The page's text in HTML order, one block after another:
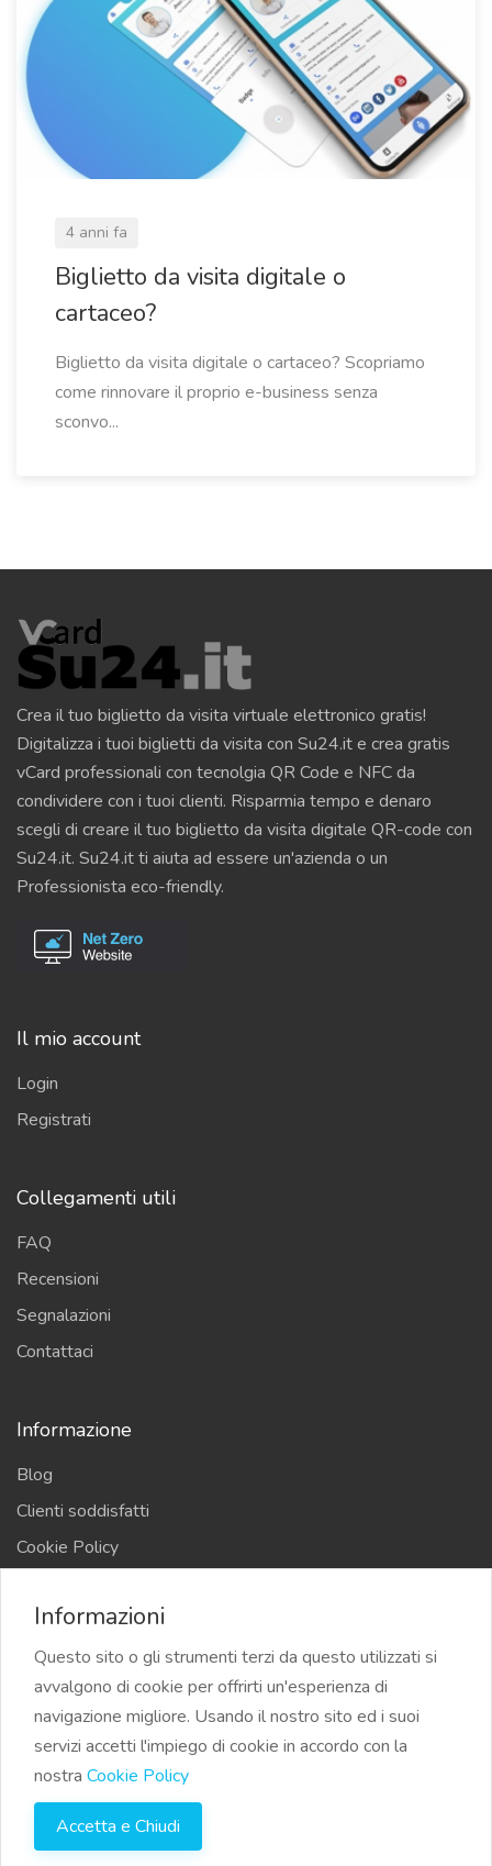
4 anni fa
Biglietto da visita digitale o
cartaceo?
Biglietto da visita digitale o cartaceo? Scopriamo
come rinnovare il proprio e-business senza
sconvo...
Crea il tuo biglietto da visita virtuale elettronico gratis!
Digitalizza i tuoi biglietti da visita con Su24.it e crea gratis
vCard professionali con tecnolgia QR Code e NFC da
condividere con i tuoi clienti. Risparmia tempo e denaro
scegli di creare il tuo biglietto da visita digitale QR-code con
Su24.it. Su24.it ti aiuta ad essere un'azienda o un
Professionista eco-friendly.
Il mio account
Login
Registrati
Collegamenti utili
FAQ
Recensioni
Segnalazioni
Contattaci
Informazione
Blog
Clienti soddisfatti
Cookie Policy
Termini e Condizioni
©2023 Su24.it Biglietto da visita digitale per aziende e
professionisti | Tutti i diritti riservati
Informazioni
Questo sito o gli strumenti terzi da questo utilizzati si
avvalgono di cookie per offrirti un'esperienza di
navigazione migliore. Usando il nostro sito ed i suoi
servizi accetti l'impiego di cookie in accordo con la
nostra Cookie Policy
Accetta e Chiudi